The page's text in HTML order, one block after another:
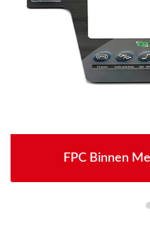
FPC Binnen